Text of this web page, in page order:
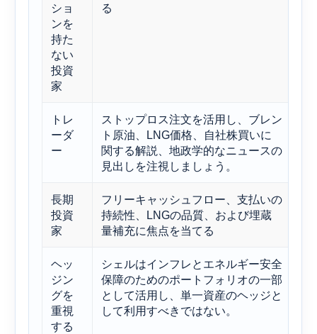
ショ
ンを
持た
ない
投資
家
る
トレ
ーダ
ー
ストップロス注文を活用し、ブレン
ト原油、LNG価格、自社株買いに
関する解説、地政学的なニュースの
見出しを注視しましょう。
長期
投資
家
フリーキャッシュフロー、支払いの
持続性、LNGの品質、および埋蔵
量補充に焦点を当てる
ヘッ
ジン
グを
重視
する
シェルはインフレとエネルギー安全
保障のためのポートフォリオの一部
として活用し、単一資産のヘッジと
して利用すべきではない。